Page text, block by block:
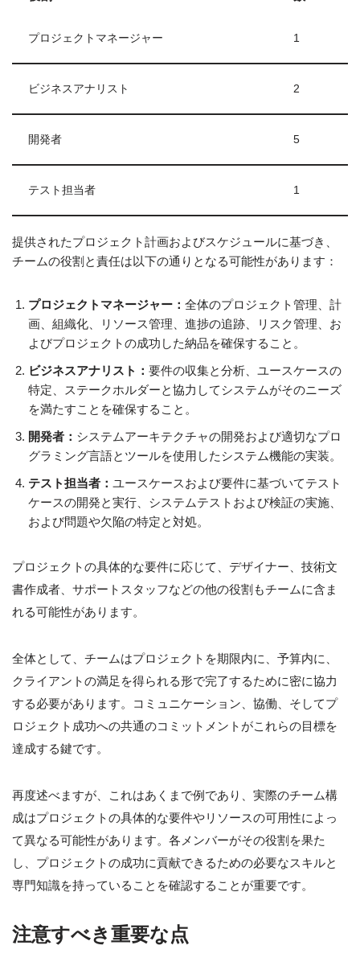
プロジェクトマネージャー 1
ビジネスアナリスト 2
開発者 5
テスト担当者 1
提供されたプロジェクト計画およびスケジュールに基づき、
チームの役割と責任は以下の通りとなる可能性があります：
プロジェクトマネージャー： 全体のプロジェクト管理、計
画、組織化、リソース管理、進捗の追跡、リスク管理、お
よびプロジェクトの成功した納品を確保すること。
ビジネスアナリスト： 要件の収集と分析、ユースケースの
特定、ステークホルダーと協力してシステムがそのニーズ
を満たすことを確保すること。
開発者： システムアーキテクチャの開発および適切なプロ
グラミング言語とツールを使用したシステム機能の実装。
テスト担当者： ユースケースおよび要件に基づいてテスト
ケースの開発と実行、システムテストおよび検証の実施、
および問題や欠陥の特定と対処。
プロジェクトの具体的な要件に応じて、デザイナー、技術文
書作成者、サポートスタッフなどの他の役割もチームに含ま
れる可能性があります。
全体として、チームはプロジェクトを期限内に、予算内に、
クライアントの満足を得られる形で完了するために密に協力
する必要があります。コミュニケーション、協働、そしてプ
ロジェクト成功への共通のコミットメントがこれらの目標を
達成する鍵です。
再度述べますが、これはあくまで例であり、実際のチーム構
成はプロジェクトの具体的な要件やリソースの可用性によっ
て異なる可能性があります。各メンバーがその役割を果た
し、プロジェクトの成功に貢献できるための必要なスキルと
専門知識を持っていることを確認することが重要です。
注意すべき重要な点